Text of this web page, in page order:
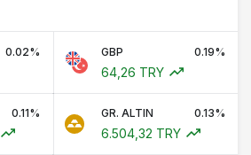
0.02% GBP 0.19%
64,26 TRY
0.11% GR. ALTIN 0.13%
6.504,32 TRY